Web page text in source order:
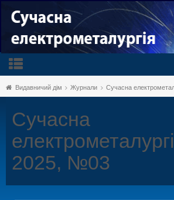
Видавничий дім Журнали Сучасна
Сучасна
2025, №03